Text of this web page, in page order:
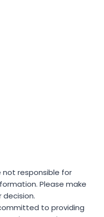
responsible for
Please make
decision.
to providing